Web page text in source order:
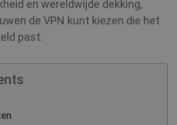
en wereldwijde dekking,
de VPN kunt kiezen die het
past.